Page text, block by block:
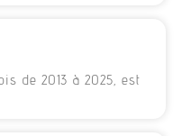
de 2013 à 2025, est